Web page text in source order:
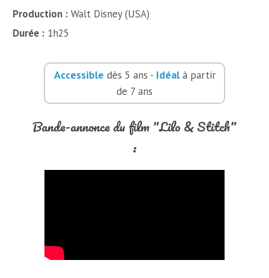
Production : Walt Disney (USA)
Durée : 1h25
Accessible dès 5 ans - Idéalà partir
de 7 ans
Bande-annonce du film "Lilo & Stitch"
: